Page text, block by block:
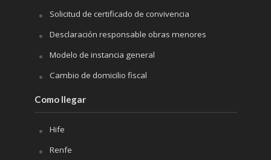
Solicitud de certificado de convivencia
Desclaración responsable obras menores
Modelo de instancia general
Cambio de domicilio fiscal
Como llegar
Hife
Renfe